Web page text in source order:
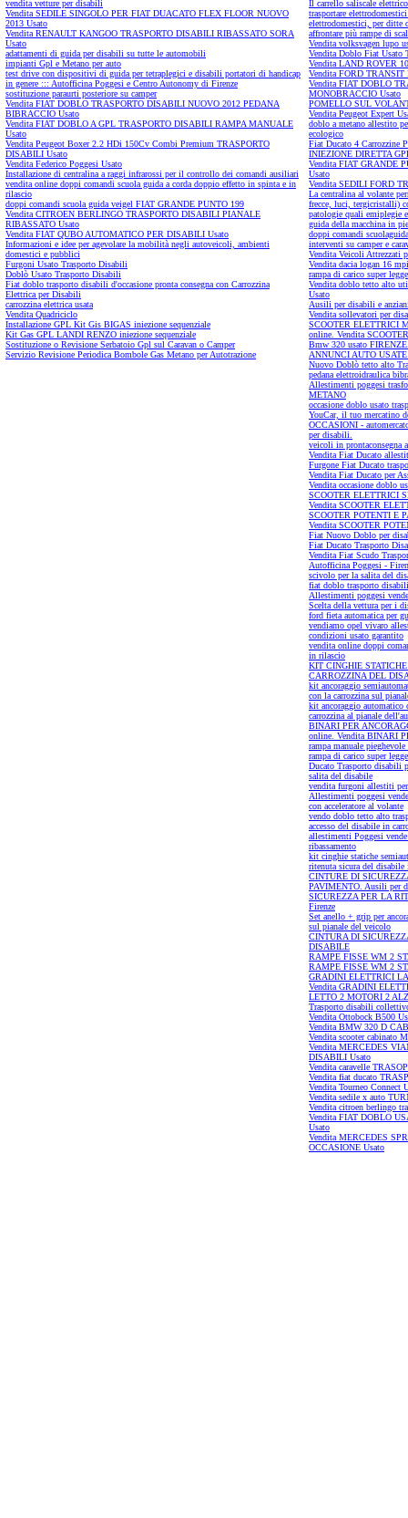
vendita vetture per disabili
Vendita SEDILE SINGOLO PER FIAT DUACATO FLEX FLOOR NUOVO
2013 Usato
Vendita RENAULT KANGOO TRASPORTO DISABILI RIBASSATO SORA
Usato
adattamenti di guida per disabili su tutte le automobili
impianti Gpl e Metano per auto
test drive con dispositivi di guida per tetraplegici e disabili portatori di handicap
in genere ::: Autofficina Poggesi e Centro Autonomy di Firenze
sostituzione paraurti posteriore su camper
Vendita FIAT DOBLO TRASPORTO DISABILI NUOVO 2012 PEDANA
BIBRACCIO Usato
Vendita FIAT DOBLO A GPL TRASPORTO DISABILI RAMPA MANUALE
Usato
Vendita Peugeot Boxer 2.2 HDi 150Cv Combi Premium TRASPORTO
DISABILI Usato
Vendita Federico Poggesi Usato
Installazione di centralina a raggi infrarossi per il controllo dei comandi ausiliari
vendita online doppi comandi scuola guida a corda doppio effetto in spinta e in
rilascio
doppi comandi scuola guida veigel FIAT GRANDE PUNTO 199
Vendita CITROEN BERLINGO TRASPORTO DISABILI PIANALE
RIBASSATO Usato
Vendita FIAT QUBO AUTOMATICO PER DISABILI Usato
Informazioni e idee per agevolare la mobilità negli autoveicoli, ambienti
domestici e pubblici
Furgoni Usato Trasporto Disabili
Doblò Usato Trasporto Disabili
Fiat doblo trasporto disabili d'occasione pronta consegna con Carrozzina
Elettrica per Disabili
carrozzina elettrica usata
Vendita Quadriciclo
Installazione GPL Kit Gis BIGAS iniezione sequenziale
Kit Gas GPL LANDI RENZO iniezione sequenziale
Sostituzione o Revisione Serbatoio Gpl sul Caravan o Camper
Servizio Revisione Periodica Bombole Gas Metano per Autotrazione
Il carrello saliscale
trasportare
elettrodomestici, per ditte
affrontare più rampe di
Vendita volksvagen lupo
Vendita Doblo Fiat Usato
Vendita LAND ROVER
Vendita FORD
Vendita FIAT DOBLO
MONOBRACCIO Usato
POMELLO SUL
Vendita Peugeot Expert
doblo a metano allestito
ecologico
Fiat Ducato 4 Carrozzine
INIEZIONE DIRETTA
Vendita FIAT GRANDE
Usato
Vendita SEDILI FORD
La centralina al volante
frecce, luci, tergicristalli)
patologie quali emiplegie
guida della macchina in
doppi comandi
interventi su camper e
Vendita Veicoli Attrezzati
Vendita dacia logan 16
rampa di carico super
Vendita doblo tetto alto
Usato
Ausili per disabili e
Vendita sollevatori per
SCOOTER ELETTRICI
online. Vendita
Bmw 320 usato
ANNUNCI AUTO
Nuovo Doblò tetto alto
pedana elettroidraulica
Allestimenti poggesi
METANO
occasione doblo usato
YouCar, il tuo mercatino
OCCASIONI -
per disabili.
veicoli in
Vendita Fiat Ducato
Furgone Fiat Ducato
Vendita Fiat Ducato per
Vendita occasione doblo
SCOOTER ELETTRICI
Vendita SCOOTER
SCOOTER POTENTI E
Vendita SCOOTER
Fiat Nuovo Doblo per
Fiat Ducato Trasporto
Vendita Fiat Scudo
Autofficina Poggesi -
scivolo per la salita del
fiat doblo trasporto
Allestimenti poggesi
Scelta della vettura per i
ford fieta automatica per
vendiamo opel vivaro
condizioni usato garantito
vendita online doppi
in rilascio
KIT CINGHIE
CARROZZINA DEL
kit ancoraggio
con la carrozzina sul
kit ancoraggio automatico
carrozzina al pianale
BINARI PER
online. Vendita BINARI
rampa manuale
rampa di carico super
Ducato Trasporto disabili
salita del disabile
vendita furgoni allestiti
Allestimenti poggesi
con acceleratore al volante
vendo doblo tetto alto
accesso del disabile in
allestimenti Poggesi
ribassamento
kit cinghie statiche
ritenuta sicura del
CINTURE DI
PAVIMENTO. Ausili per
SICUREZZA PER LA
Firenze
Set anello + grip per
sul pianale del veicolo
CINTURA DI
DISABILE
RAMPE FISSE WM 2
RAMPE FISSE WM 2
GRADINI ELETTRICI
Vendita GRADINI
LETTO 2 MOTORI 2
Trasporto disabili
Vendita Ottobock B500
Vendita BMW 320 D
Vendita scooter cabinato
Vendita MERCEDES
DISABILI Usato
Vendita caravelle
Vendita fiat ducato
Vendita Tourneo Connect
Vendita sedile x auto
Vendita citroen berlingo
Vendita FIAT DOBLO
Usato
Vendita MERCEDES
OCCASIONE Usato